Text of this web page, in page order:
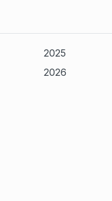
2025
2026